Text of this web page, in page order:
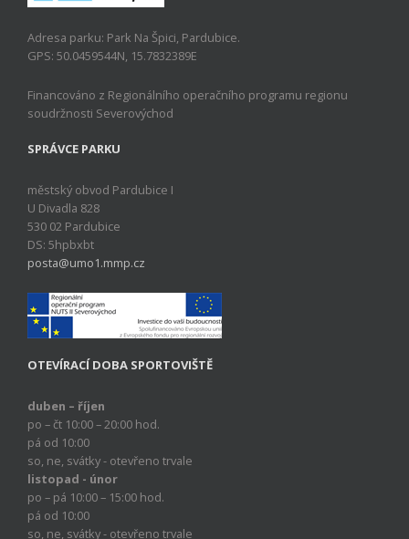
Adresa parku: Park Na Špici, Pardubice.
GPS: 50.0459544N, 15.7832389E
Financováno z Regionálního operačního programu regionu
soudržnosti Severovýchod
SPRÁVCE PARKU
městský obvod Pardubice I
U Divadla 828
530 02 Pardubice
DS: 5hpbxbt
posta@umo1.mmp.cz
OTEVÍRACÍ DOBA SPORTOVIŠTĚ
duben – říjen
po – čt 10:00 – 20:00 hod.
pá od 10:00
so, ne, svátky - otevřeno trvale
listopad - únor
po – pá 10:00 – 15:00 hod.
pá od 10:00
so, ne, svátky - otevřeno trvale